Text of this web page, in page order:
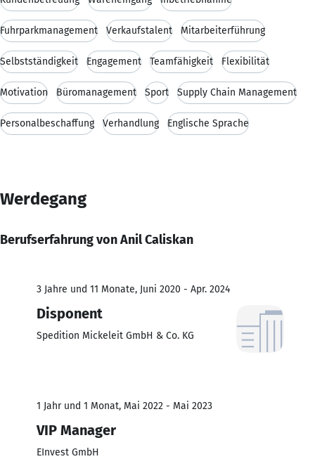
Fuhrparkmanagement Verkaufstalent Mitarbeiterführung
Selbstständigkeit Engagement Teamfähigkeit Flexibilität
Motivation Büromanagement Sport Supply Chain Management
Personalbeschaffung Verhandlung Englische Sprache
Werdegang
Berufserfahrung von Anil Caliskan
3 Jahre und 11 Monate, Juni 2020 - Apr. 2024
Disponent
Spedition Mickeleit GmbH & Co. KG
1 Jahr und 1 Monat, Mai 2022 - Mai 2023
VIP Manager
EInvest GmbH